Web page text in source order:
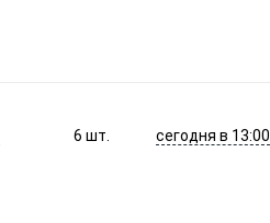
6шт. сегодня в 13:00